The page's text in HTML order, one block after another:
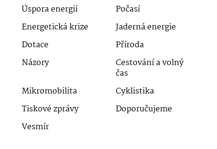
Úspora energií
Počasí
Energetická krize
Jaderná energie
Dotace
Příroda
Názory
Cestování a volný
čas
Mikromobilita
Cyklistika
Tiskové zprávy
Doporučujeme
Vesmír